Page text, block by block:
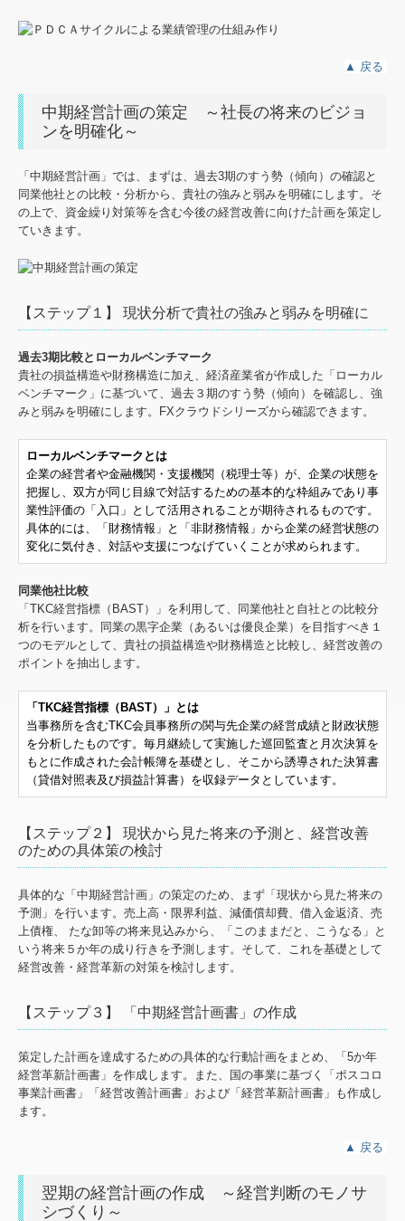
▲ 戻る
中期経営計画の策定 ～社長の将来のビジョ
ンを明確化～
「中期経営計画」では、まずは、過去3期のすう勢（傾向）の確認と
同業他社との比較・分析から、貴社の強みと弱みを明確にします。そ
の上で、資金繰り対策等を含む今後の経営改善に向けた計画を策定し
ていきます。
【ステップ１】 現状分析で貴社の強みと弱みを明確に
過去3期比較とローカルベンチマーク
貴社の損益構造や財務構造に加え、経済産業省が作成した「ローカル
ベンチマーク」に基づいて、過去３期のすう勢（傾向）を確認し、強
みと弱みを明確にします。FXクラウドシリーズから確認できます。
ローカルベンチマークとは
企業の経営者や金融機関・支援機関（税理士等）が、企業の状態を
把握し、双方が同じ目線で対話するための基本的な枠組みであり事
業性評価の「入口」として活用されることが期待されるものです。
具体的には、「財務情報」と「非財務情報」から企業の経営状態の
変化に気付き、対話や支援につなげていくことが求められます。
同業他社比較
「TKC経営指標（BAST）」を利用して、同業他社と自社との比較分
析を行います。同業の黒字企業（あるいは優良企業）を目指すべき１
つのモデルとして、貴社の損益構造や財務構造と比較し、経営改善の
ポイントを抽出します。
「TKC経営指標（BAST）」とは
当事務所を含むTKC会員事務所の関与先企業の経営成績と財政状態
を分析したものです。毎月継続して実施した巡回監査と月次決算を
もとに作成された会計帳簿を基礎とし、そこから誘導された決算書
（貸借対照表及び損益計算書）を収録データとしています。
【ステップ２】 現状から見た将来の予測と、経営改善
のための具体策の検討
具体的な「中期経営計画」の策定のため、まず「現状から見た将来の
予測」を行います。売上高・限界利益、減価償却費、借入金返済、売
上債権、 たな卸等の将来見込みから、「このままだと、こうなる」と
いう将来５か年の成り行きを予測します。そして、これを基礎として
経営改善・経営革新の対策を検討します。
【ステップ３】 「中期経営計画書」の作成
策定した計画を達成するための具体的な行動計画をまとめ、「5か年
経営革新計画書」を作成します。また、国の事業に基づく「ポスコロ
事業計画書」「経営改善計画書」および「経営革新計画書」も作成し
ます。
▲ 戻る
翌期の経営計画の作成 ～経営判断のモノサ
シづくり～